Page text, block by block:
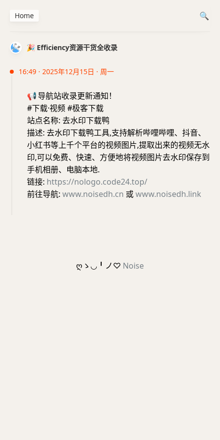
🎉 Efficiency资源干货全收录
16:49 · 2025年12月15日 · 周一
📢导航站收录更新通知！
#下载·视频 #极客下载
站点名称: 去水印下载鸭
描述: 去水印下载鸭工具,支持解析哔哩哔哩、抖音、
小红书等上千个平台的视频图片,提取出来的视频无水
印,可以免费、快速、方便地将视频图片去水印保存到
手机相册、电脑本地.
链接: https://nologo.code24.top/
前往导航: www.noisedh.cn 或www.noisedh.link
Home
ღゝ◡╹ノ♡ Noise